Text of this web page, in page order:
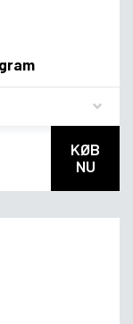
KØB
NU